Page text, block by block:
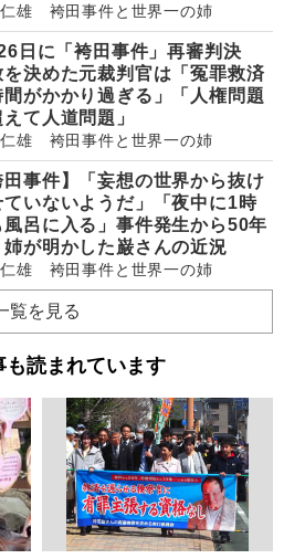
雄 袴田事件と世界一の姉
日に「袴田事件」再審判決
を決めた元裁判官は「冤罪救済
間がかかり過ぎる」「人権問題
えて人道問題」
雄 袴田事件と世界一の姉
田事件】「妄想の世界から抜け
ていないようだ」「夜中に1時
風呂に入る」事件発生から50年
姉が明かした巌さんの近況
雄 袴田事件と世界一の姉
覧を見る
も読まれています